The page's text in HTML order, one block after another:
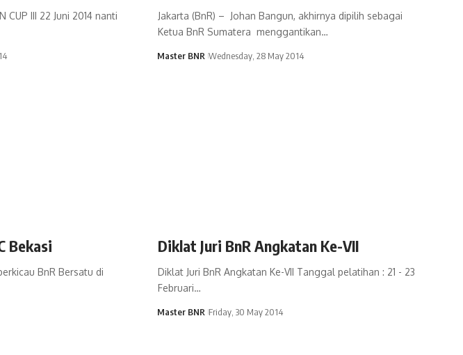
CUP III 22 Juni 2014 nanti
Jakarta (BnR) – Johan Bangun, akhirnya dipilih sebagai
Ketua BnR Sumatera menggantikan…
Master BNR Wednesday, 28 May 2014
Bekasi
BnR Bersatu di
Diklat Juri BnR Angkatan Ke-VII
Diklat Juri BnR Angkatan Ke-VII Tanggal pelatihan : 21 - 23
Februari…
Master BNR Friday, 30 May 2014